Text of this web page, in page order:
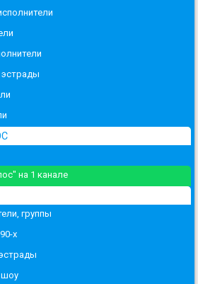
на 1 канале
группы
х
шоу